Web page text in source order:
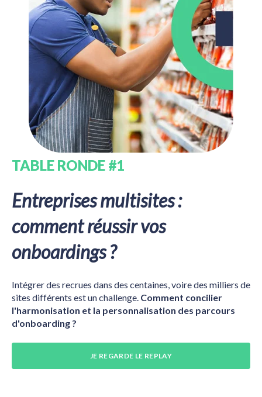
TABLE RONDE #1
Entreprises multisites :
comment réussir vos
onboardings ?
Intégrer des recrues dans des centaines, voire des milliers de
sites différents est un challenge. Comment concilier
l'harmonisation et la personnalisation des parcours
d'onboarding ?
JE REGARDE LE REPLAY